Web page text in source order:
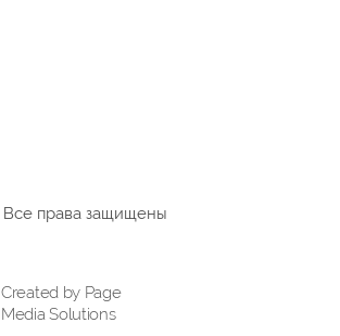
Все права защищены
Created by Page
Media Solutions